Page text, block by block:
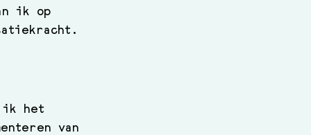
ik op
ik het
van